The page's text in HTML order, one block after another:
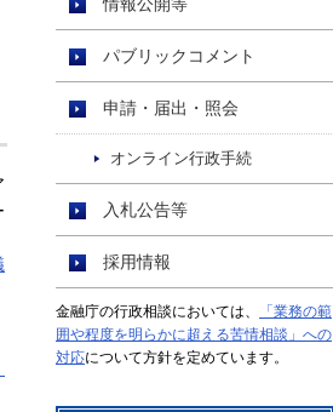
パブリックコメント
申請・届出・照会
オンライン行政手続
入札公告等
採用情報
金融庁の行政相談においては、
「業務の範
囲や程度を明らかに超える苦情相談」への
対応について方針を定めています。